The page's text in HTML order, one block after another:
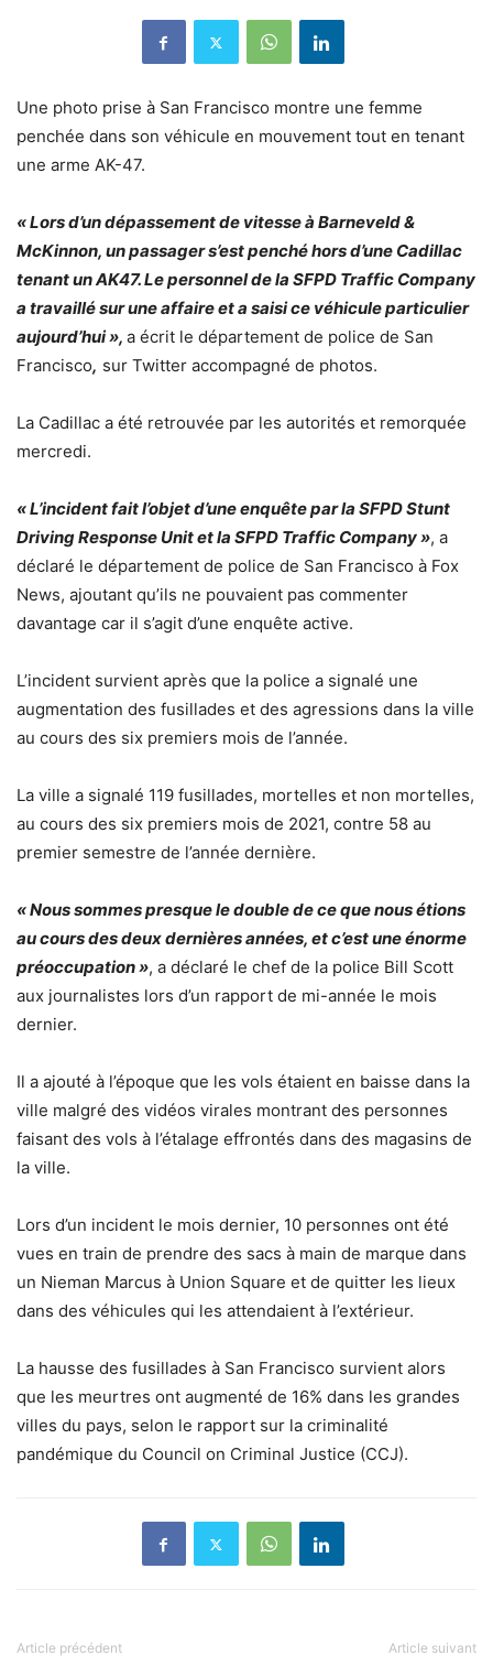
Une photo prise à San Francisco montre une femme
penchée dans son véhicule en mouvement tout en tenant
une arme AK-47.
« Lors d’un dépassement de vitesse à Barneveld &
McKinnon, un passager s’est penché hors d’une Cadillac
tenant un AK47. Le personnel de la SFPD Traffic Company
a travaillé sur une affaire et a saisi ce véhicule particulier
aujourd’hui », a écrit le département de police de San
Francisco, sur Twitter accompagné de photos.
La Cadillac a été retrouvée par les autorités et remorquée
mercredi.
« L’incident fait l’objet d’une enquête par la SFPD Stunt
Driving Response Unit et la SFPD Traffic Company », a
déclaré le département de police de San Francisco à Fox
News, ajoutant qu’ils ne pouvaient pas commenter
davantage car il s’agit d’une enquête active.
L’incident survient après que la police a signalé une
augmentation des fusillades et des agressions dans la ville
au cours des six premiers mois de l’année.
La ville a signalé 119 fusillades, mortelles et non mortelles,
au cours des six premiers mois de 2021, contre 58 au
premier semestre de l’année dernière.
« Nous sommes presque le double de ce que nous étions
au cours des deux dernières années, et c’est une énorme
préoccupation », a déclaré le chef de la police Bill Scott
aux journalistes lors d’un rapport de mi-année le mois
dernier.
Il a ajouté à l’époque que les vols étaient en baisse dans la
ville malgré des vidéos virales montrant des personnes
faisant des vols à l’étalage effrontés dans des magasins de
la ville.
Lors d’un incident le mois dernier, 10 personnes ont été
vues en train de prendre des sacs à main de marque dans
un Nieman Marcus à Union Square et de quitter les lieux
dans des véhicules qui les attendaient à l’extérieur.
La hausse des fusillades à San Francisco survient alors
que les meurtres ont augmenté de 16% dans les grandes
villes du pays, selon le rapport sur la criminalité
pandémique du Council on Criminal Justice (CCJ).
Article précédent Article suivant